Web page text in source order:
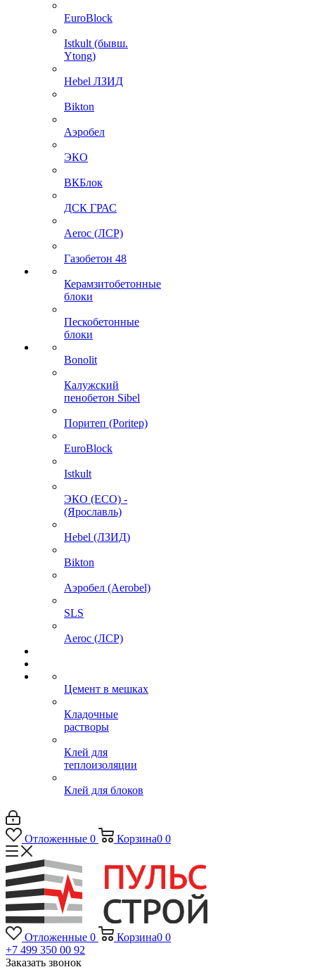
EuroBlock
Istkult (бывш.
Ytong)
Hebel ЛЗИД
Bikton
Аэробел
ЭКО
ВКБлок
ДСК ГРАС
Aeroc (ЛСР)
Газобетон 48
Керамзитобетонные
блоки
Пескобетонные
блоки
Bonolit
Калужский
пенобетон Sibel
Поритеп (Poritep)
EuroBlock
Istkult
ЭКО (ECO) -
(Ярославль)
Hebel (ЛЗИД)
Bikton
Аэробел (Aerobel)
SLS
Aeroc (ЛСР)
Цемент в мешках
Кладочные
растворы
Клей для
теплоизоляции
Клей для блоков
Отложенные 0 Корзина0 0
Отложенные 0 Корзина0 0
+7 499 350 00 92
Заказать звонок